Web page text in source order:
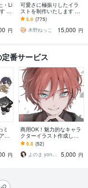
・Li
ち
円
可愛さに極振りしたイラ
ストを制作いたします ★
商用利用＆二次利用込
み！ミニキャラは小物２
点まで無料！★
5.0 (775)
木野ねっこ
15,000 円
番サービス
ミ
イ
円
商用OK！魅力的なキャラ
クターイラスト作成しま
す 配信、SNS、動画用
に！オリジナルイラスト
をお届け
5.0 (52)
よのま yonoma
5,000 円